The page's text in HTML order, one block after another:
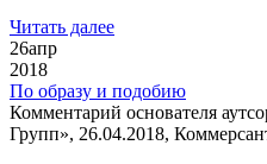
Читать далее
26апр
2018
По образу и подобию
Комментарий основателя
Групп», 26.04.2018,